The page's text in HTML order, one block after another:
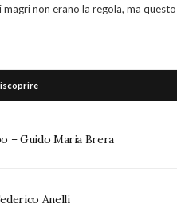
non erano la regola, ma questo
– Guido Maria Brera
Anelli